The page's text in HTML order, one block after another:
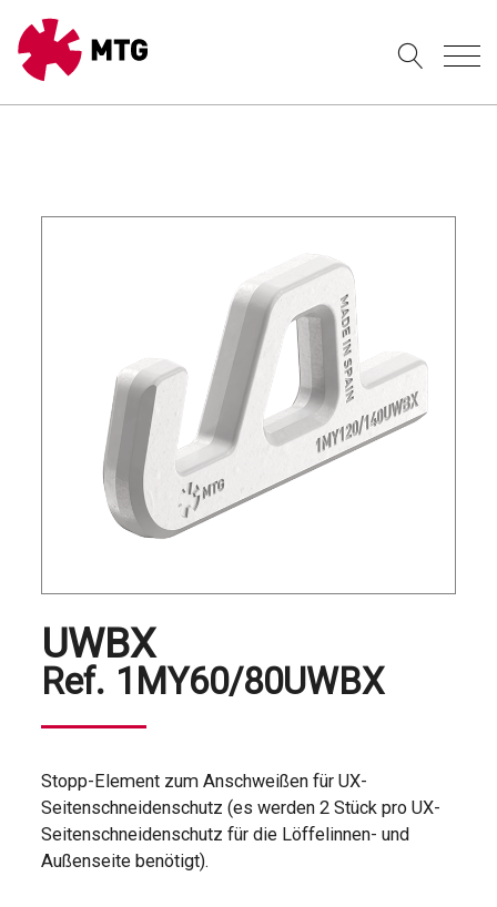
UWBX
Ref. 1MY60/80UWBX
Stopp-Element zum Anschweißen für UX-
Seitenschneidenschutz (es werden 2 Stück pro UX-
Seitenschneidenschutz für die Löffelinnen- und
Außenseite benötigt).